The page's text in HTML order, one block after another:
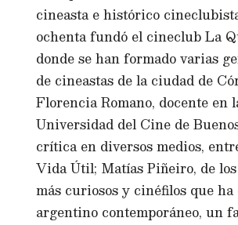
cineasta e histórico
ochenta fundó el cineclub La
donde se han formado varias
de cineastas de la ciudad de
Florencia Romano, docente en
Universidad del Cine de
crítica en diversos medios,
Vida Útil; Matías Piñeiro, de
más curiosos y cinéfilos que
argentino contemporáneo, un